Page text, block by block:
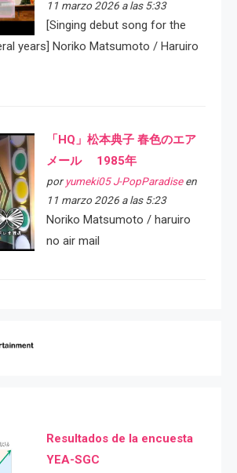
11 marzo 2026 a las 5:33
[Singing debut song for the
years] Noriko Matsumoto / Haruiro
「HQ」松本典子 春色のエア
メール 1985年
por yumeki05 J-PopParadiseen
11 marzo 2026 a las 5:23
Noriko Matsumoto / haruiro
no air mail
Resultados de la encuesta
YEA-SGC